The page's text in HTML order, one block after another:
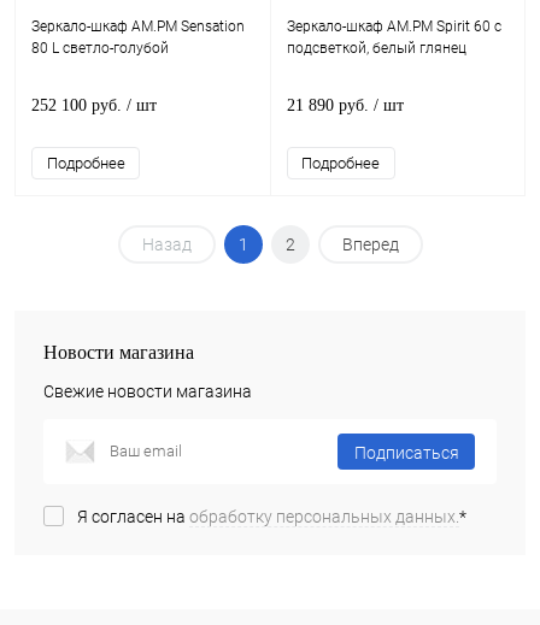
Зеркало-шкаф AM.PM Sensation
80 L светло-голубой
252 100 руб. / шт
Подробнее
Зеркало-шкаф AM.PM Spirit 60 с
подсветкой, белый глянец
21 890 руб. / шт
Подробнее
Назад 1 2 Вперед
Новости магазина
Свежие новости магазина
Подписаться
Я согласен на обработку персональных данных.*